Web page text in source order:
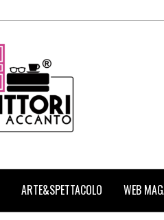
ARTE&SPETTACOLO WEB